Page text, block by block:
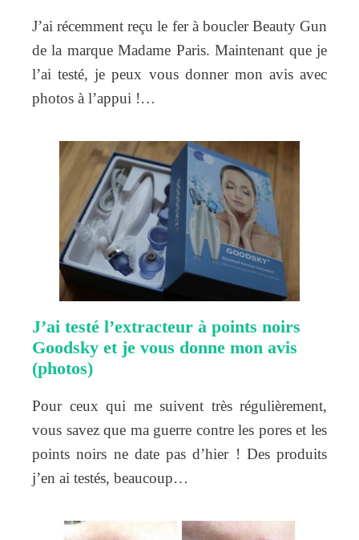
J’ai récemment reçu le fer à boucler Beauty Gun
de la marque Madame Paris. Maintenant que je
l’ai testé, je peux vous donner mon avis avec
photos à l’appui !…
J’ai testé l’extracteur à points noirs
Goodsky et je vous donne mon avis
(photos)
Pour ceux qui me suivent très régulièrement,
vous savez que ma guerre contre les pores et les
points noirs ne date pas d’hier ! Des produits
j’en ai testés, beaucoup…